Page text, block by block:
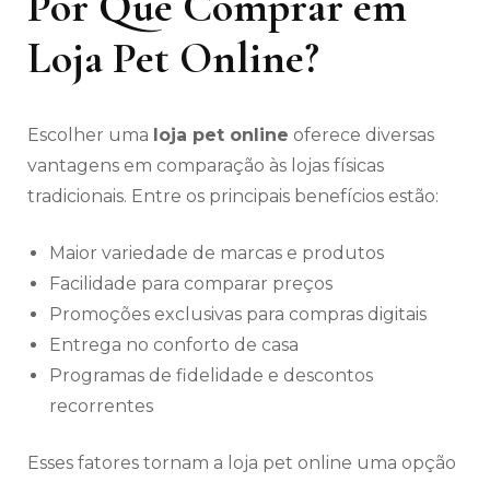
Loja Pet Online?
Escolher uma loja pet online oferece diversas
vantagens em comparação às lojas físicas
tradicionais. Entre os principais benefícios estão:
Maior variedade de marcas e produtos
Facilidade para comparar preços
Promoções exclusivas para compras digitais
Entrega no conforto de casa
Programas de fidelidade e descontos
recorrentes
Esses fatores tornam a loja pet online uma opção